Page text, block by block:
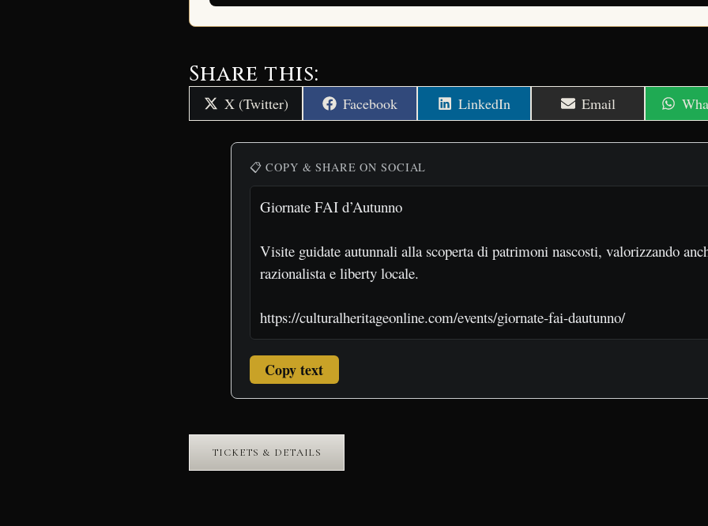
Share this:
Share
on
X (Twitter) Share
on
Facebook Share
on
LinkedIn Share
on
Email
on
📋 COPY & SHARE ON SOCIAL
Copy text
TICKETS & DETAILS